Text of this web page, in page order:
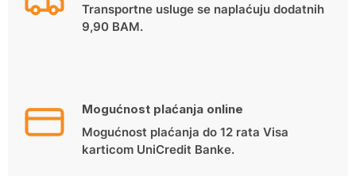
Transportne usluge se naplaćuju dodatnih
9,90 BAM.
Mogućnost plaćanja online
Mogućnost plaćanja do 12 rata Visa
karticom UniCredit Banke.